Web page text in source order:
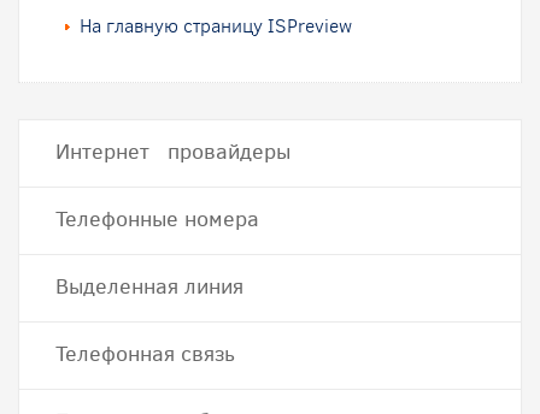
На главную страницу ISPreview
Интернет провайдеры
Телефонные номера
Выделенная линия
Телефонная связь